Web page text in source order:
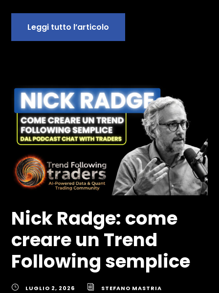
Leggi tutto l’articolo
Nick Radge: come
creare un Trend
Following semplice
LUGLIO 2, 2026 STEFANO MASTRIA